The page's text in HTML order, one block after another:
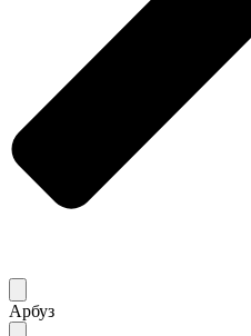
Арбуз